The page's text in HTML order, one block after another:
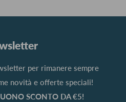
per rimanere sempre
novità e offerte speciali!
SCONTO DA €5!